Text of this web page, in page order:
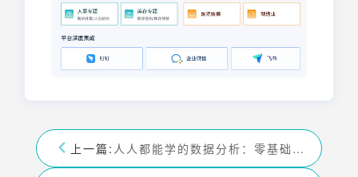
上一篇: 人人都能学的数据分析：零基础入门到实战